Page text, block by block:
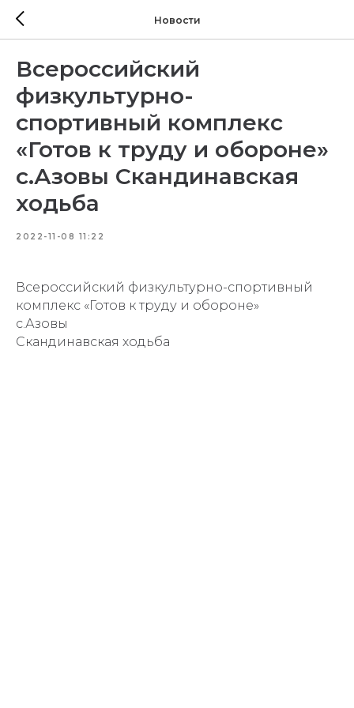
Новости
Всероссийский
физкультурно-
спортивный комплекс
«Готов к труду и обороне»
с.Азовы Скандинавская
ходьба
2022-11-08 11:22
Всероссийский физкультурно-спортивный
комплекс «Готов к труду и обороне»
с.Азовы
Скандинавская ходьба